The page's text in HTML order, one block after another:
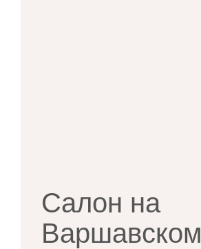
Салон на
Варшавском